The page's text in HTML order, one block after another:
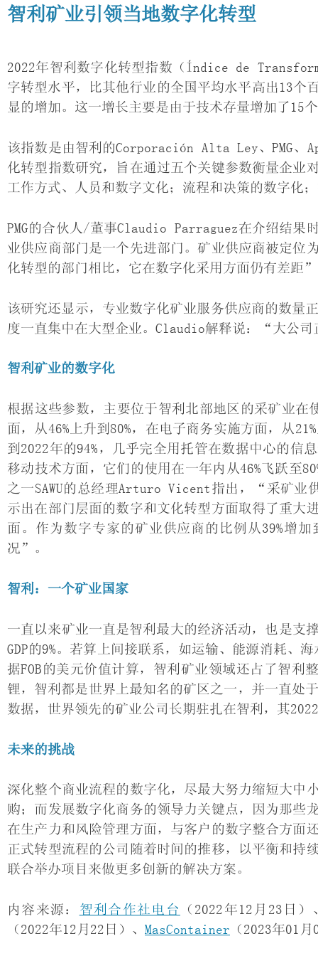
智利矿业引领当地数字化转型
2022年智利数字化转型指数（Índice de
字转型水平，比其他行业的全国平均水平高出13个
显的增加。这一增长主要是由于技术存量增加了15
该指数是由智利的Corporación Alta Ley、PMG、
化转型指数研究，旨在通过五个关键参数衡量企业
工作方式、人员和数字文化；流程和决策的数字化
PMG的合伙人/董事Claudio Parraguez在介绍结果
业供应商部门是一个先进部门。矿业供应商被定位
化转型的部门相比，它在数字化采用方面仍有差距
该研究还显示，专业数字化矿业服务供应商的数量
度一直集中在大型企业。Claudio解释说：“大公
智利矿业的数字化
根据这些参数，主要位于智利北部地区的采矿业在
面，从46%上升到80%，在电子商务实施方面，从
到2022年的94%，几乎完全用托管在数据中心的
移动技术方面，它们的使用在一年内从46%飞跃至
之一SAWU的总经理Arturo Vicent指出，“采矿业
示出在部门层面的数字和文化转型方面取得了重大
面。作为数字专家的矿业供应商的比例从39%增
况”。
智利：一个矿业国家
一直以来矿业一直是智利最大的经济活动，也是支
GDP的9%。若算上间接联系，如运输、能源消耗、
据FOB的美元价值计算，智利矿业领域还占了智利
锂，智利都是世界上最知名的矿区之一，并一直处
数据，世界领先的矿业公司长期驻扎在智利，其
未来的挑战
深化整个商业流程的数字化，尽最大努力缩短大中
购；而发展数字化商务的领导力关键点，因为那些
在生产力和风险管理方面，与客户的数字整合方面
正式转型流程的公司随着时间的推移，以平衡和持
联合举办项目来做更多创新的解决方案。​
内容来源： 智利合作社电台
（2022年12月23日）
（2022年12月22日）、 MasContainer （2023年01